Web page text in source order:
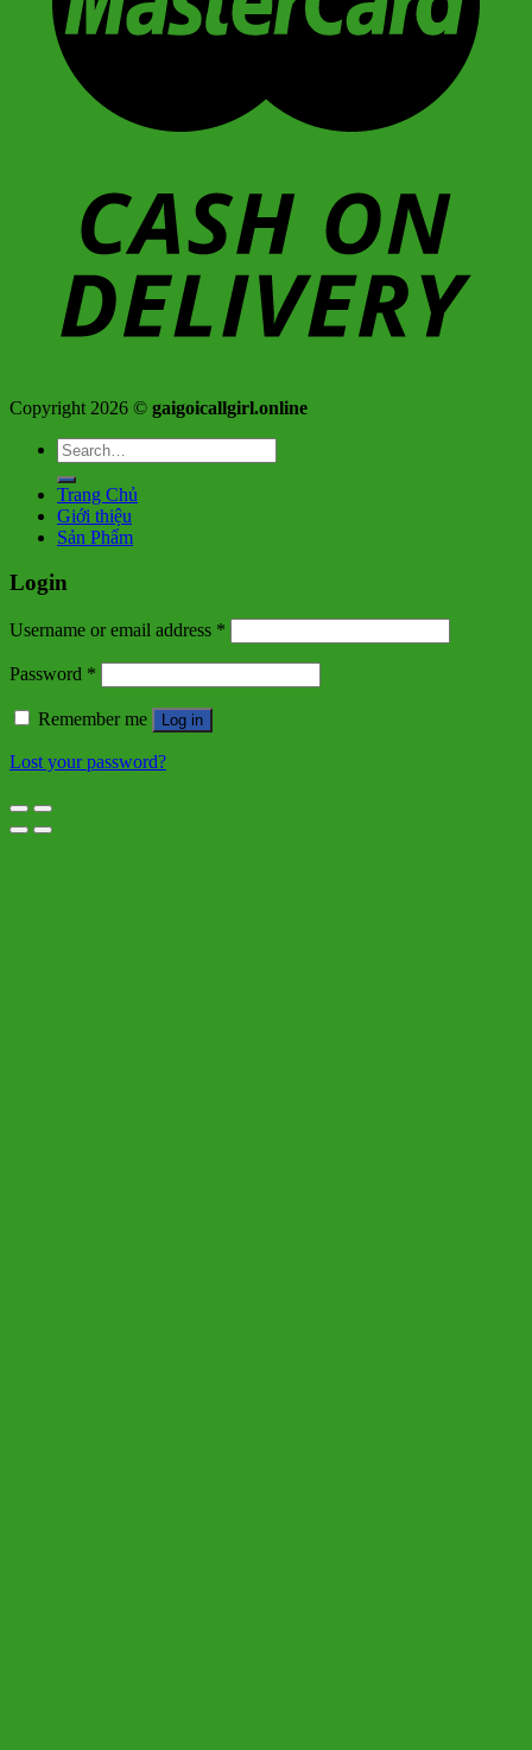
Copyright 2026 © gaigoicallgirl.online
Search
for:
Trang Chủ
Giới thiệu
Sản Phẩm
Login
Username or email address *
Password *
Remember me Log in
Lost your password?